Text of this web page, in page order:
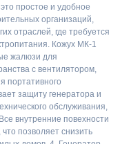
простое и удобное
организаций,
отраслей, где требуется
Кожух МК-1
жалюзи для
с вентилятором,
портативного
защиту генератора и
обслуживания,
внутренние повехности
позволяет снизить